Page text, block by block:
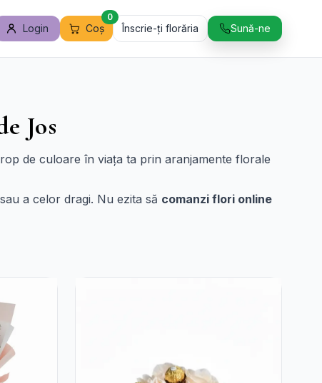
Login Coș
0
Înscrie-ți florăria Sună-ne
Jos
de culoare în viața ta prin aranjamente florale
a celor dragi. Nu ezita să comanzi flori online